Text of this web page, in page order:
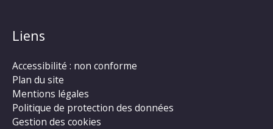
Liens
Accessibilité : non conforme
Plan du site
Mentions légales
Politique de protection des données
Gestion des cookies